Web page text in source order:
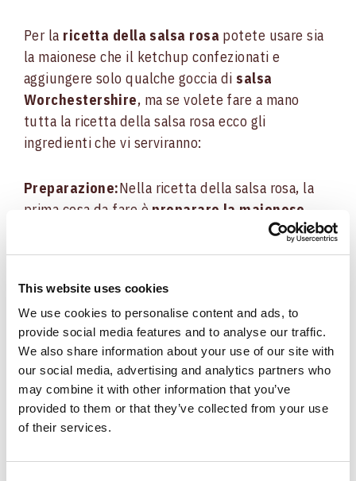
This website uses cookies
We use cookies to personalise content and ads, to
provide social media features and to analyse our traffic.
We also share information about your use of our site with
our social media, advertising and analytics partners who
may combine it with other information that you’ve
provided to them or that they’ve collected from your use
of their services.
Per la ricetta della salsa rosa potete usare sia
la maionese che il ketchup confezionati e
aggiungere solo qualche goccia di salsa
Worchestershire, ma se volete fare a mano
tutta la ricetta della salsa rosa ecco gli
ingredienti che vi serviranno:
Preparazione:Nella ricetta della salsa rosa, la
prima cosa da fare è preparare la maionese
Dividete gli albumi dai tuorli, fate attenzione che
leuova siano a temperatura ambientein
pepate i tuorli, aggiungete l’aceto e
a lavorarecon la frusta elettrica.
Nel frattempo cominciate a versare l’olio a filo
fino a quando la maionese non si sarà montata.
Per ultimoaggiungete il limonee continuate a
lavorare con la frusta elettrica per ottenere una